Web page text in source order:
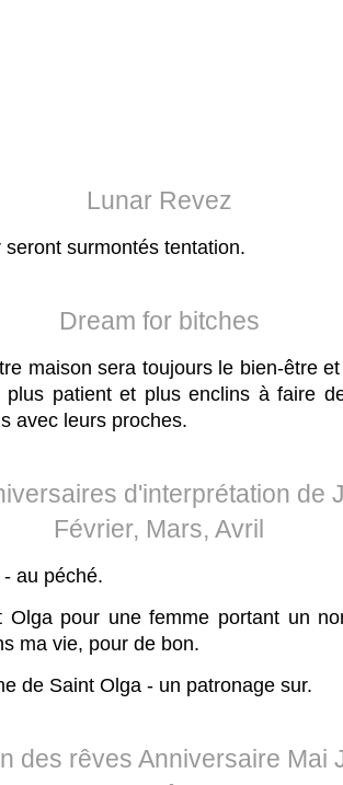
Lunar Revez
surmontés tentation.
Dream for bitches
maison sera toujours le bien-être
patient et plus enclins à faire
avec leurs proches.
d'interprétation de
Février, Mars, Avril
au péché.
Olga pour une femme portant un
ma vie, pour de bon.
de Saint Olga - un patronage sur.
des rêves Anniversaire Mai